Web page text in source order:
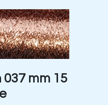
mm 15